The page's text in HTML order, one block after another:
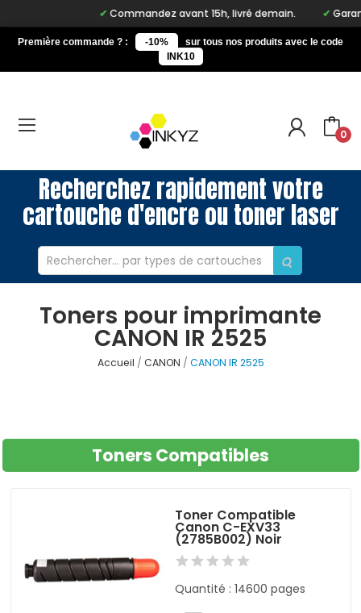
Commandez avant 15h, livré demain.
Première commande ? : -10%
sur tous nos produits avec le code
INK10
0
Recherchez rapidement votre
cartouche d'encre ou toner laser
Toners pour imprimante
CANON IR 2525
Accueil CANON CANON IR 2525
Toners Compatibles
Toner Compatible
Canon C-EXV33
(2785B002) Noir
Quantité : 14600 pages